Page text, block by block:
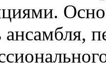
ансамбля,